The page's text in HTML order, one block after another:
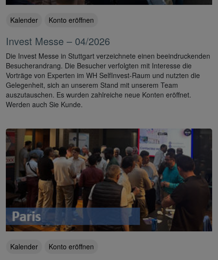
Kalender Konto eröffnen
Invest Messe – 04/2026
Die Invest Messe in Stuttgart verzeichnete einen beeindruckenden
Besucherandrang. Die Besucher verfolgten mit Interesse die
Vorträge von Experten im WH SelfInvest-Raum und nutzten die
Gelegenheit, sich an unserem Stand mit unserem Team
auszutauschen. Es wurden zahlreiche neue Konten eröffnet.
Werden auch Sie Kunde.
Kalender Konto eröffnen